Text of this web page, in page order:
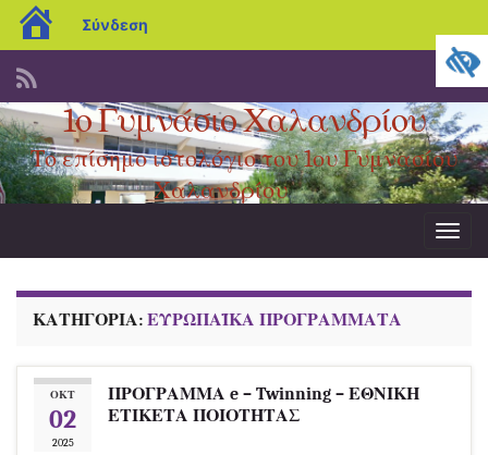
blogs.sch.gr
Σύνδεση
1ο Γυμνάσιο Χαλανδρίου
Το επίσημο ιστολόγιο του 1ου Γυμνασίου
Χαλανδρίου
ΚΑΤΗΓΟΡΊΑ: ΕΥΡΩΠΑΪΚΑ ΠΡΟΓΡΑΜΜΑΤΑ
ΟΚΤ
02
2025
ΠΡΟΓΡΑΜΜΑ e – Twinning – ΕΘΝΙΚΗ
ΕΤΙΚΕΤΑ ΠΟΙΟΤΗΤΑΣ